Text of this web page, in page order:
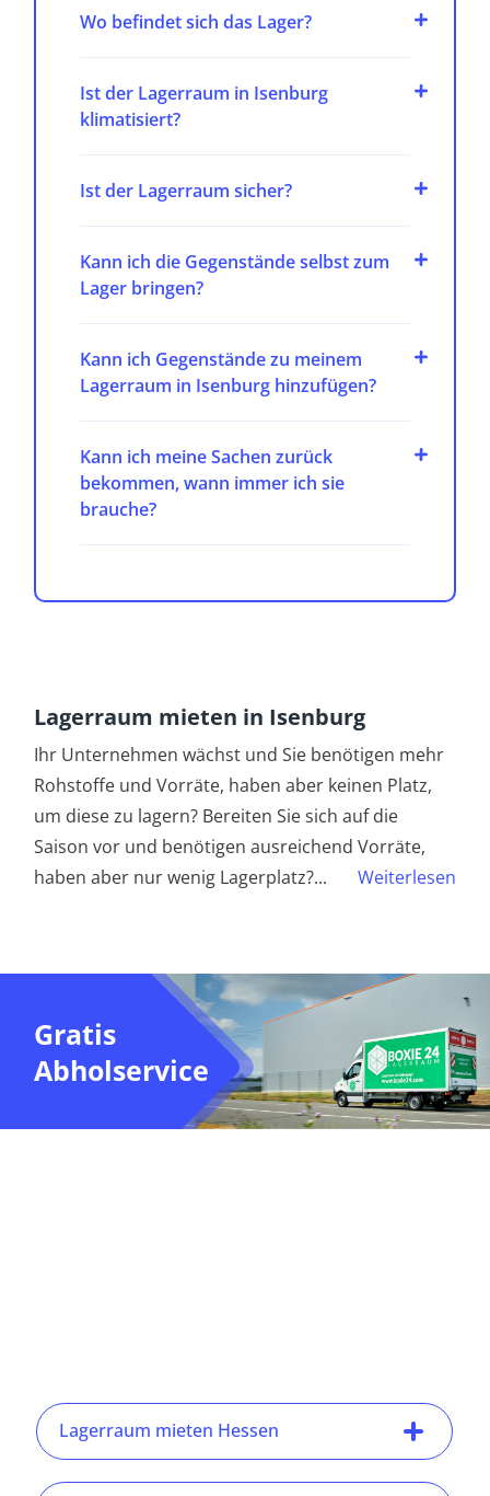
Wo befindet sich das Lager?
Ist der Lagerraum in Isenburg
klimatisiert?
Ist der Lagerraum sicher?
Kann ich die Gegenstände selbst zum
Lager bringen?
Kann ich Gegenstände zu meinem
Lagerraum in Isenburg hinzufügen?
Kann ich meine Sachen zurück
bekommen, wann immer ich sie
brauche?
Lagerraum mieten in Isenburg
Ihr Unternehmen wächst und Sie benötigen mehr
Rohstoffe und Vorräte, haben aber keinen Platz,
um diese zu lagern? Bereiten Sie sich auf die
Saison vor und benötigen ausreichend Vorräte,
haben aber nur wenig Lagerplatz?... Weiterlesen
Gratis
Abholservice
Lagerraum mieten Hessen